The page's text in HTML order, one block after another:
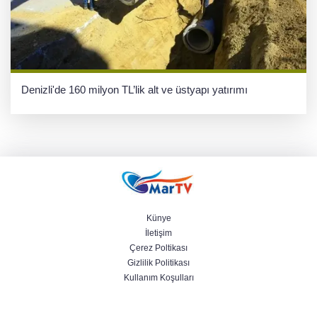
Denizli'de 160 milyon TL’lik alt ve üstyapı yatırımı
Künye
İletişim
Çerez Poltikası
Gizlilik Politikası
Kullanım Koşulları